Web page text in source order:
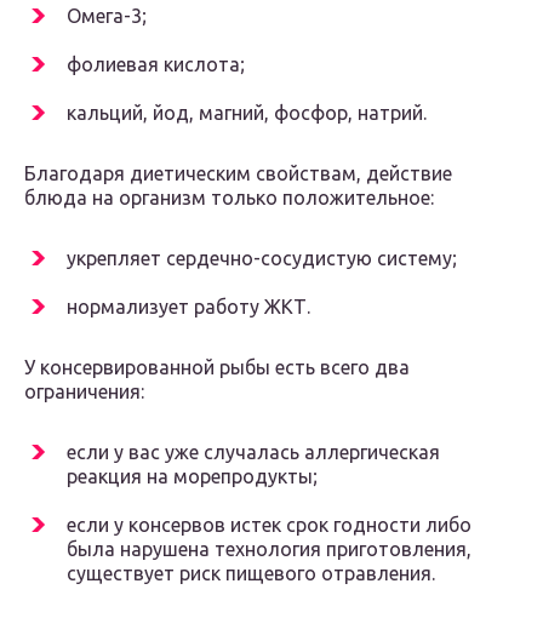
Омега-3;
фолиевая кислота;
кальций, йод, магний, фосфор, натрий.
Благодаря диетическим свойствам, действие
блюда на организм только положительное:
укрепляет сердечно-сосудистую систему;
нормализует работу ЖКТ.
У консервированной рыбы есть всего два
ограничения:
если у вас уже случалась аллергическая
реакция на морепродукты;
если у консервов истек срок годности либо
была нарушена технология приготовления,
существует риск пищевого отравления.